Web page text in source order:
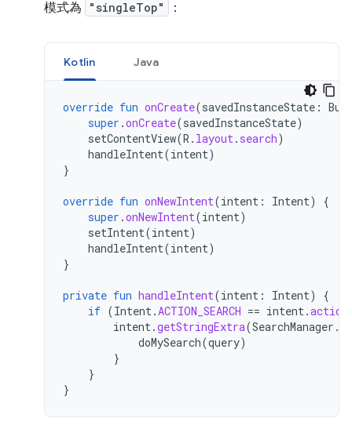
模式為
"singleTop" ：
Kotlin Java
override fun onCreate(savedInstanceState :
super .onCreate(savedInstanceState)
setContentView(R . layout. search)
handleIntent(intent)
}
override fun onNewIntent(intent : Intent)
{
super .onNewIntent(intent)
setIntent(intent)
handleIntent(intent)
}
private fun handleIntent(intent : Intent)
{
if (Intent.ACTION_SEARCH == intent.action
intent.getStringExtra(SearchManager .
doMySearch(query)
}
}
}